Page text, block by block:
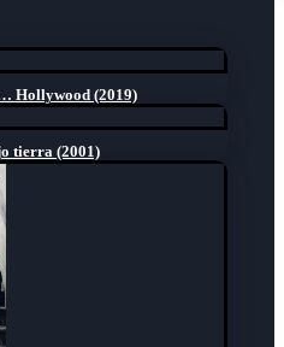
Hollywood (2019)
tierra (2001)